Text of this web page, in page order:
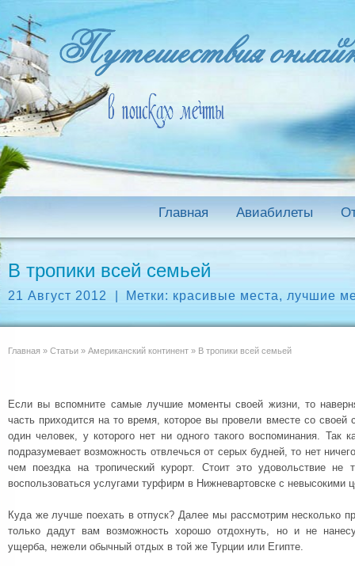
Главная Авиабилеты
В тропики всей семьей
21 Август 2012 Метки: красивые места, лучшие
Главная » Статьи » Американский континент » В тропики всей семьей
Если вы вспомните самые лучшие моменты своей жизни, то
часть приходится на то время, которое вы провели вместе со
один человек, у которого нет ни одного такого воспоминания. Так
подразумевает возможность отвлечься от серых будней, то нет
чем поездка на тропический курорт. Стоит это удовольствие не
воспользоваться услугами турфирм в Нижневартовске с невысокими
Куда же лучше поехать в отпуск? Далее мы рассмотрим несколько
только дадут вам возможность хорошо отдохнуть, но и не
ущерба, нежели обычный отдых в той же Турции или Египте.